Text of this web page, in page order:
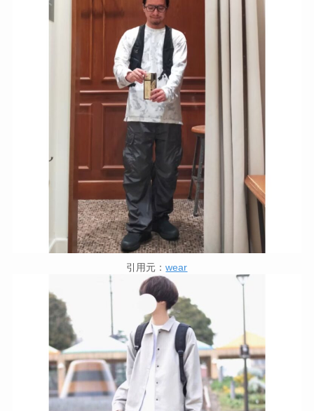
引用元：wear